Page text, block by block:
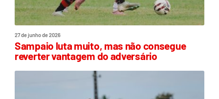
27 de junho de 2026
Sampaio luta muito, mas não consegue
reverter vantagem do adversário